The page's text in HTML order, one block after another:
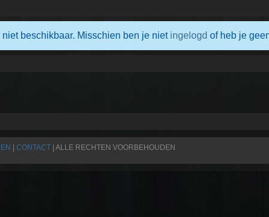
beschikbaar. Misschien ben je niet ingelogd of heb je
CONTACT | ALLE RECHTEN VOORBEHOUDEN